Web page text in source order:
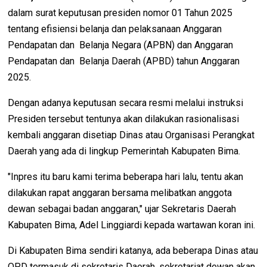
dalam surat keputusan presiden nomor 01 Tahun 2025
tentang efisiensi belanja dan pelaksanaan Anggaran
Pendapatan dan Belanja Negara (APBN) dan Anggaran
Pendapatan dan Belanja Daerah (APBD) tahun Anggaran
2025.
Dengan adanya keputusan secara resmi melalui instruksi
Presiden tersebut tentunya akan dilakukan rasionalisasi
kembali anggaran disetiap Dinas atau Organisasi Perangkat
Daerah yang ada di lingkup Pemerintah Kabupaten Bima.
"Inpres itu baru kami terima beberapa hari lalu, tentu akan
dilakukan rapat anggaran bersama melibatkan anggota
dewan sebagai badan anggaran," ujar Sekretaris Daerah
Kabupaten Bima, Adel Linggiardi kepada wartawan koran ini.
Di Kabupaten Bima sendiri katanya, ada beberapa Dinas atau